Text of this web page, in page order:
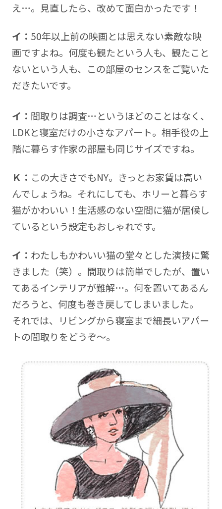
え…。見直したら、改めて面白かったです！
イ： 50年以上前の映画とは思えない素敵な映
画ですよね。何度も観たという人も、観たこと
ないという人も、この部屋のセンスをご覧いた
だきたいです。
イ： 間取りは調査…というほどのことはなく、
LDKと寝室だけの小さなアパート。相手役の上
階に暮らす作家の部屋も同じサイズですね。
Ｋ： この大きさでもNY。きっとお家賃は高い
んでしょうね。それにしても、ホリーと暮らす
猫がかわいい！生活感のない空間に猫が居候し
ているという設定もおしゃれです。
イ： わたしもかわいい猫の堂々とした演技に驚
きました（笑）。間取りは簡単でしたが、置い
てあるインテリアが難解…。何を置いてあるん
だろうと、何度も巻き戻してしまいました。
それでは、リビングから寝室まで細長いアパー
トの間取りをどうぞ～。